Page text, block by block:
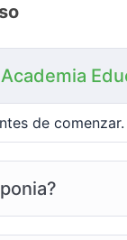
«ZOOM
WhatsApp el
de comenzar.